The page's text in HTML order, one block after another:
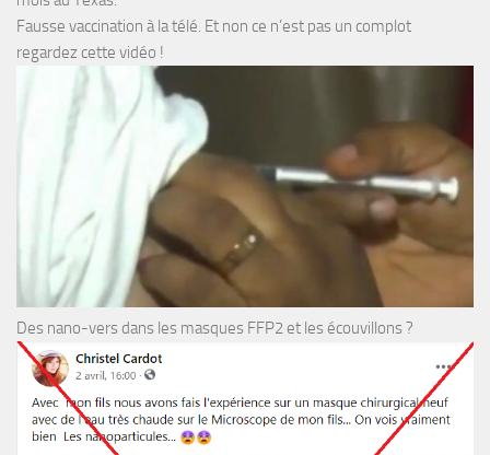
Fausse vaccination à la télé. Et non ce n’est pas un complot
regardez cette vidéo !
Des nano-vers dans les masques FFP2 et les écouvillons ?